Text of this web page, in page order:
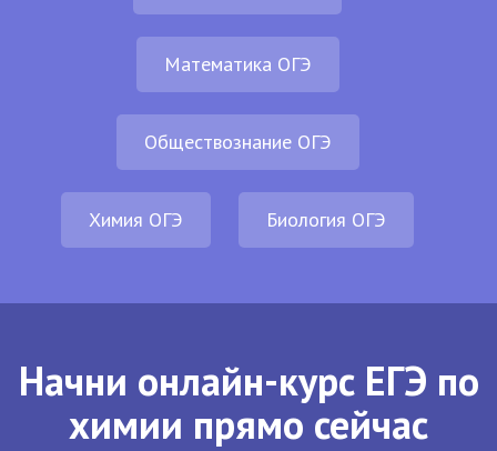
Математика ОГЭ
Обществознание ОГЭ
Химия ОГЭ Биология ОГЭ
Начни онлайн-курс ЕГЭ по
химии прямо сейчас